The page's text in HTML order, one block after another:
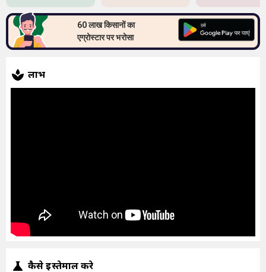
60 लाख किसानों का
एग्रोस्टार पर भरोसा
लाभ
कैसे इस्तेमाल करे